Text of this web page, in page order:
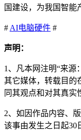
国建设，为我国智能
# AI电脑硬件 #
声明：
1、凡本网注明“来源
其它媒体，转载目的
同其观点和对其真实
2、如因作品内容、
该事由发生之日起30